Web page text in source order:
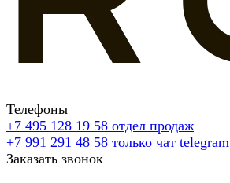
Телефоны
+7 495 128 19 58 отдел продаж
+7 991 291 48 58 только чат telegram
Заказать звонок